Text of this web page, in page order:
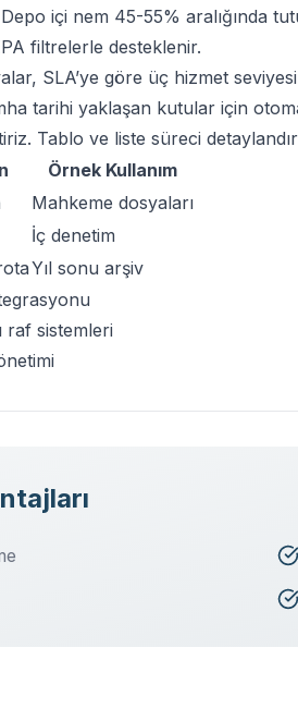
içi nem 45-55% aralığında
filtrelerle desteklenir.
SLA’ye göre üç hizmet
tarihi yaklaşan kutular için
Tablo ve liste süreci
Örnek Kullanım
Mahkeme dosyaları
İç denetim
Yıl sonu arşiv
raf sistemleri